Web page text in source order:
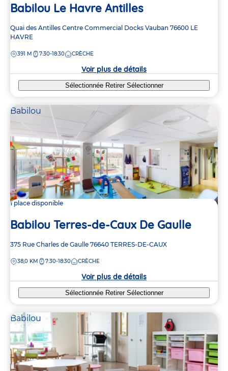
Babilou Le Havre Antilles
Adresse
de
crèche
Quai des Antilles Centre Commercial Docks Vauban 76600 LE
HAVRE
DISTANCE
391 M 7:30-18:30 CRÈCHE
Voir plus de détails
Sélectionnée Retirer Sélectionner
Babilou
1 place disponible
Babilou Terres-de-Caux De Gaulle
Adresse
la
375 Rue Charles de Gaulle 76640 TERRES-DE-CAUX
DISTANCE
38,0 KM 7:30-18:30 CRÈCHE
Voir plus de détails
Sélectionnée Retirer Sélectionner
Babilou